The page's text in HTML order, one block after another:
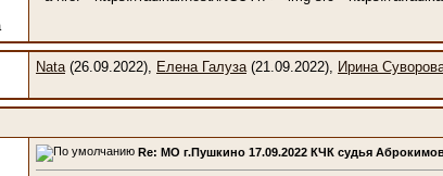
Nata(26.09.2022), Елена Галуза(21.09.2022), Ирина
Re: МО г.Пушкино 17.09.2022 КЧК судья